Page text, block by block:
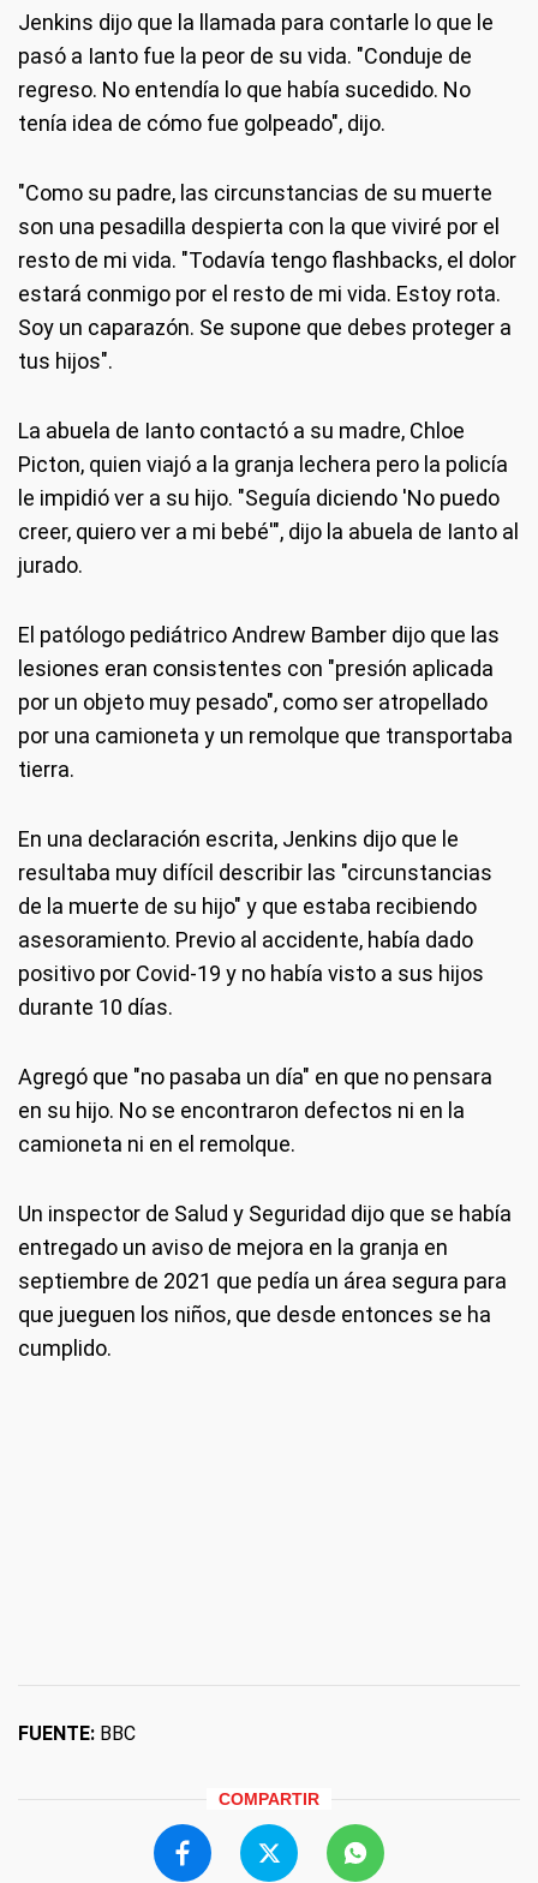
Jenkins dijo que la llamada para contarle lo que le
pasó a Ianto fue la peor de su vida. "Conduje de
regreso. No entendía lo que había sucedido. No
tenía idea de cómo fue golpeado", dijo.
"Como su padre, las circunstancias de su muerte
son una pesadilla despierta con la que viviré por el
resto de mi vida. "Todavía tengo flashbacks, el dolor
estará conmigo por el resto de mi vida. Estoy rota.
Soy un caparazón. Se supone que debes proteger a
tus hijos".
La abuela de Ianto contactó a su madre, Chloe
Picton, quien viajó a la granja lechera pero la policía
le impidió ver a su hijo. "Seguía diciendo 'No puedo
creer, quiero ver a mi bebé'", dijo la abuela de Ianto al
jurado.
El patólogo pediátrico Andrew Bamber dijo que las
lesiones eran consistentes con "presión aplicada
por un objeto muy pesado", como ser atropellado
por una camioneta y un remolque que transportaba
tierra.
En una declaración escrita, Jenkins dijo que le
resultaba muy difícil describir las "circunstancias
de la muerte de su hijo" y que estaba recibiendo
asesoramiento. Previo al accidente, había dado
positivo por Covid-19 y no había visto a sus hijos
durante 10 días.
Agregó que "no pasaba un día" en que no pensara
en su hijo. No se encontraron defectos ni en la
camioneta ni en el remolque.
Un inspector de Salud y Seguridad dijo que se había
entregado un aviso de mejora en la granja en
septiembre de 2021 que pedía un área segura para
que jueguen los niños, que desde entonces se ha
cumplido.
FUENTE: BBC
COMPARTIR